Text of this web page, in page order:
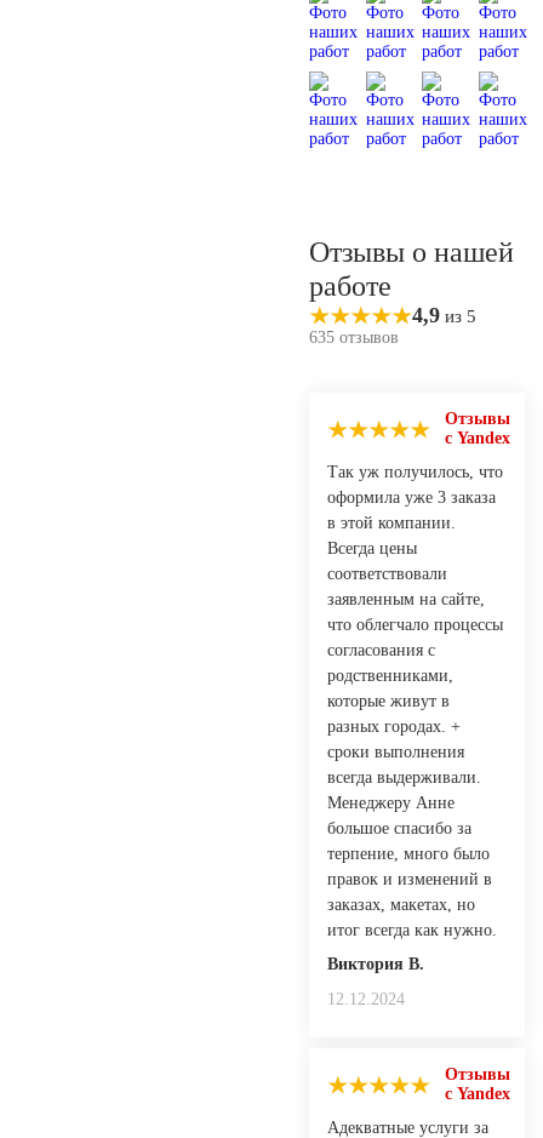
Отзывы о нашей
работе
4,9 из 5
635 отзывов
Отзывы
с Yandex
Так уж получилось, что
оформила уже 3 заказа
в этой компании.
Всегда цены
соответствовали
заявленным на сайте,
что облегчало процессы
согласования с
родственниками,
которые живут в
разных городах. +
сроки выполнения
всегда выдерживали.
Менеджеру Анне
большое спасибо за
терпение, много было
правок и изменений в
заказах, макетах, но
итог всегда как нужно.
Виктория В.
12.12.2024
Отзывы
с Yandex
Адекватные услуги за